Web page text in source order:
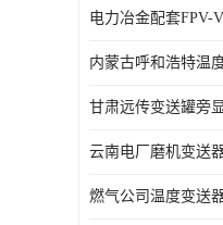
云南电厂磨机变送
燃气公司温度变送